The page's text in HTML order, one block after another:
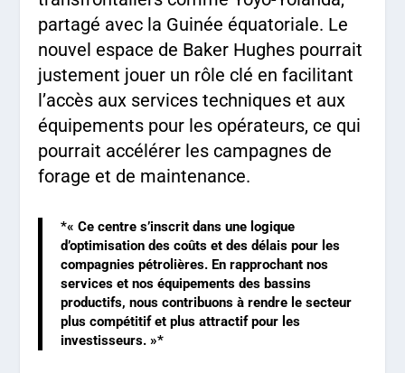
partagé avec la Guinée équatoriale. Le
nouvel espace de Baker Hughes pourrait
justement jouer un rôle clé en facilitant
l’accès aux services techniques et aux
équipements pour les opérateurs, ce qui
pourrait accélérer les campagnes de
forage et de maintenance.
*« Ce centre s’inscrit dans une logique
d’optimisation des coûts et des délais pour les
compagnies pétrolières. En rapprochant nos
services et nos équipements des bassins
productifs, nous contribuons à rendre le secteur
plus compétitif et plus attractif pour les
investisseurs. »*